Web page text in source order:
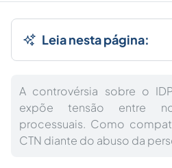
Leia nesta página:
A controvérsia sobre o
expõe tensão entre
processuais. Como
CTN diante do abuso da